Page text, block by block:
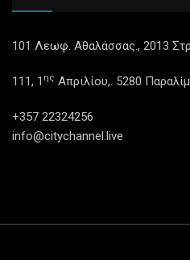
101 Λεωφ. Αθαλάσσας., 2013
111, 1 ης Απριλίου,. 5280
+357 22324256
info@citychannel.live